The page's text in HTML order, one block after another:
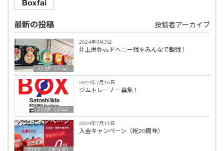
最新の投稿 投稿者アーカイブ
ブログ（ジム）
2024年9月3日
井上尚弥vsドヘニー戦をみんなで観戦！
ブログ（ジム）
2024年7月16日
ジムトレーナー募集！
ブログ （キッズ）
2024年7月11日
入会キャンペーン（祝20周年）